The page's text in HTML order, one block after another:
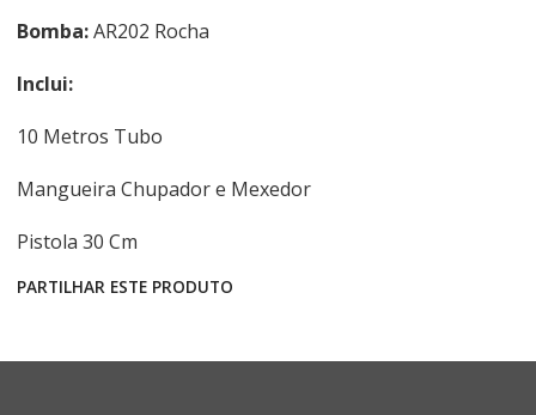
Bomba:AR202 Rocha
Inclui:
10 Metros Tubo
Mangueira Chupador e Mexedor
Pistola 30 Cm
PARTILHAR ESTE PRODUTO